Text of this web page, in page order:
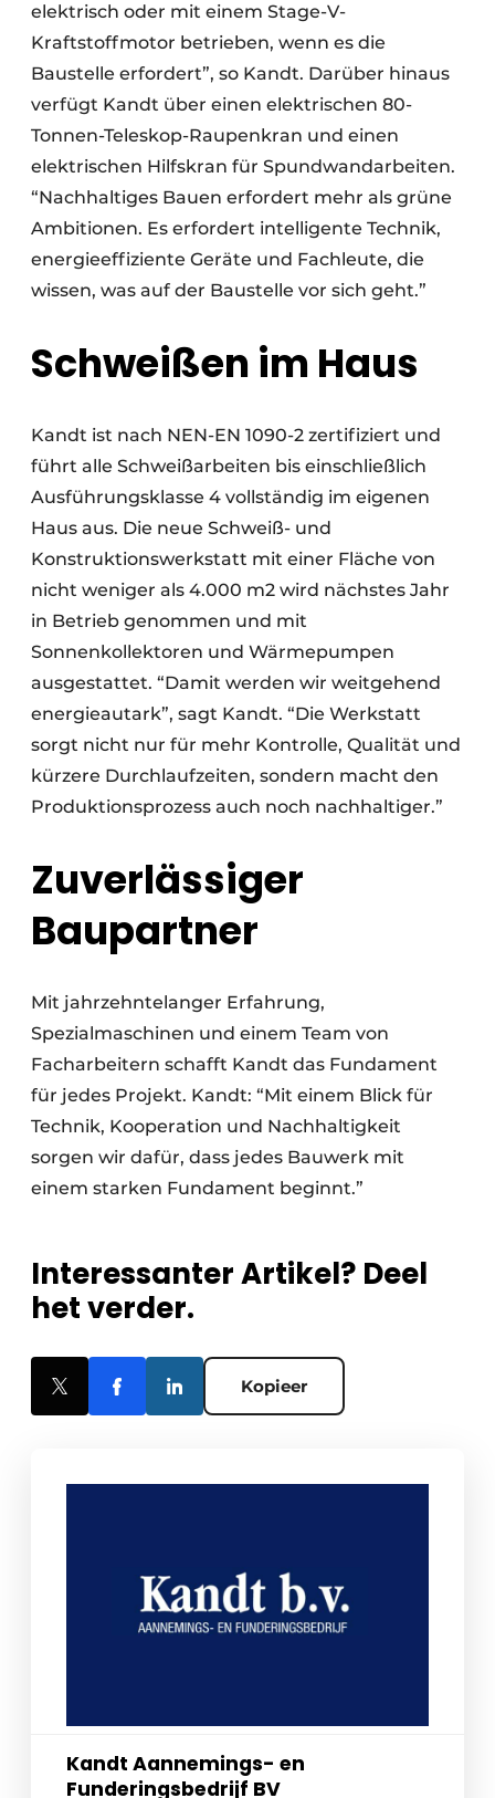
elektrisch oder mit einem Stage-V-
Kraftstoffmotor betrieben, wenn es die
Baustelle erfordert”, so Kandt. Darüber hinaus
verfügt Kandt über einen elektrischen 80-
Tonnen-Teleskop-Raupenkran und einen
elektrischen Hilfskran für Spundwandarbeiten.
“Nachhaltiges Bauen erfordert mehr als grüne
Ambitionen. Es erfordert intelligente Technik,
energieeffiziente Geräte und Fachleute, die
wissen, was auf der Baustelle vor sich geht.”
Schweißen im Haus
Kandt ist nach NEN-EN 1090-2 zertifiziert und
führt alle Schweißarbeiten bis einschließlich
Ausführungsklasse 4 vollständig im eigenen
Haus aus. Die neue Schweiß- und
Konstruktionswerkstatt mit einer Fläche von
nicht weniger als 4.000 m2 wird nächstes Jahr
in Betrieb genommen und mit
Sonnenkollektoren und Wärmepumpen
ausgestattet. “Damit werden wir weitgehend
energieautark”, sagt Kandt. “Die Werkstatt
sorgt nicht nur für mehr Kontrolle, Qualität und
kürzere Durchlaufzeiten, sondern macht den
Produktionsprozess auch noch nachhaltiger.”
Zuverlässiger
Baupartner
Mit jahrzehntelanger Erfahrung,
Spezialmaschinen und einem Team von
Facharbeitern schafft Kandt das Fundament
für jedes Projekt. Kandt: “Mit einem Blick für
Technik, Kooperation und Nachhaltigkeit
sorgen wir dafür, dass jedes Bauwerk mit
einem starken Fundament beginnt.”
Interessanter Artikel? Deel
het verder.
Kopieer
Kandt Aannemings- en
Funderingsbedrijf BV